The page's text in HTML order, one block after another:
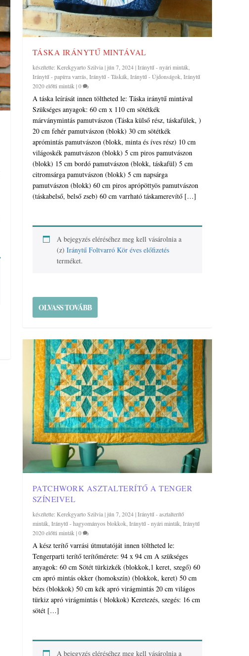
TÁSKA IRÁNYTŰ MINTÁVAL
készítette: Kerekgyarto Szilvia| jún 7, 2024|Iránytű - nyári minták,
Iránytű - papírra varrás,Iránytű - Táskák,Iránytű - Újdonságok,Iránytű
2020 előtti minták|0
A táska leírását innen töltheted le: Táska iránytű mintával
Szükséges anyagok: 60 cm x 110 cm sötétkék
márványmintás pamutvászon (Táska külső rész, táskafülek, )
20 cm fehér pamutvászon (blokk) 30 cm sötétkék
aprómintás pamutvászon (blokk, minta és íves rész) 10 cm
világoskék pamutvászon (blokk) 5 cm piros pamutvászon
(blokk) 15 cm bordó pamutvászon (blokk, táskafül) 5 cm
citromsárga pamutvászon (blokk) 5 cm napsárga
pamutvászon (blokk) 60 cm piros aprópöttyös pamutvászon
(táskabelső, belső zseb) 60 cm varrható táskamerevítő […]
A bejegyzés eléréséhez meg kell vásárolnia a
(z) Iránytű Foltvarró Kör éves előfizetés
terméket.
OLVASS TOVÁBB
PATCHWORK ASZTALTERÍTŐ A TENGER
SZÍNEIVEL
készítette: Kerekgyarto Szilvia| jún 7, 2024|Iránytű - asztalterítő
minták,Iránytű - hagyományos blokkok,Iránytű - nyári minták,Iránytű
2020 előtti minták|0
A kész terítő varrási útmutatóját innen töltheted le:
Tengerparti terítő terítőmérete: 94 x 94 cm A szükséges
anyagok: 60 cm Sötét türkizkék (blokkok,1 keret, szegő) 60
cm apró mintás okker (homokszín) (blokkok, keret) 50 cm
bézs (blokkok) 50 cm kék apró virágmintás 20 cm világos
türkiz apró virágmintás ( blokkok) Keretezés, szegés: 16 cm
sötét […]
A bejegyzés eléréséhez meg kell vásárolnia a